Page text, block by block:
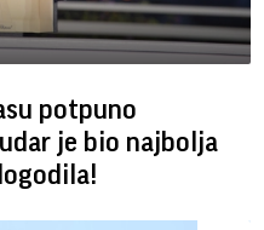
potpuno
je bio najbolja